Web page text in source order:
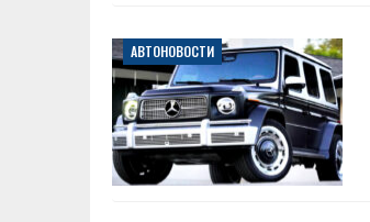
АВТОНОВОСТИ